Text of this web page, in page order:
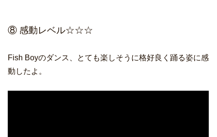
⑧ 感動レベル☆☆☆
Fish Boyのダンス、とても楽しそうに格好良く踊る姿に感
動したよ。